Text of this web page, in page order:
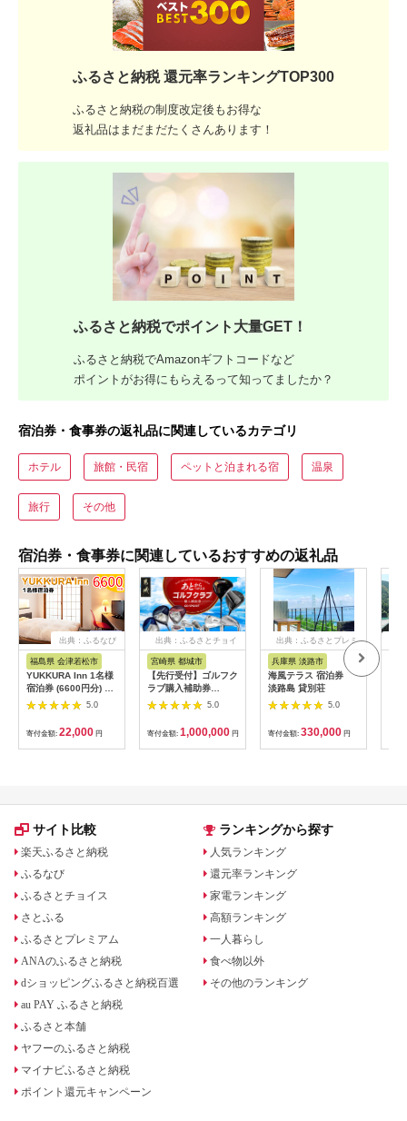
ふるさと納税 還元率ランキングTOP300
ふるさと納税の制度改定後もお得な
返礼品はまだまだたくさんあります！
ふるさと納税でポイント大量GET！
ふるさと納税でAmazonギフトコードなど
ポイントがお得にもらえるって知ってましたか？
宿泊券・食事券の返礼品に関連しているカテゴリ
ホテル 旅館・民宿 ペットと泊まれる宿 温泉
旅行 その他
宿泊券・食事券に関連しているおすすめの返礼品
出典：ふるなび
福島県 会津若松市
YUKKURA Inn 1名様
宿泊券 (6600円分) ワ
ーケーションお試しプ
ラン｜東北 福島県 会
津若松市 東山温泉 旅
行 クーポン 利用券
[0800]
5.0
寄付金額: 22,000 円
出典：ふるさとチョイ
宮崎県 都城市
【先行受付】ゴルフク
ラブ購入補助券
300,000円_GI-
C701_(都城市) ゴルフ
ゴルフクラブ ダンロ
ップ ゼクシオ スリク
ソン クリーブランド
ハイブリッド ウエッ
5.0
寄付金額: 1,000,000 円
出典：ふるさとプレミ
アム
兵庫県 淡路市
海風テラス 宿泊券
淡路島 貸別荘
5.0
寄付金額: 330,000 円
サイト比較
楽天ふるさと納税
ふるなび
ふるさとチョイス
さとふる
ふるさとプレミアム
ANAのふるさと納税
dショッピングふるさと納税百選
au PAY ふるさと納税
ふるさと本舗
ヤフーのふるさと納税
マイナビふるさと納税
ポイント還元キャンペーン
ランキングから探す
人気ランキング
還元率ランキング
家電ランキング
高額ランキング
一人暮らし
食べ物以外
その他のランキング